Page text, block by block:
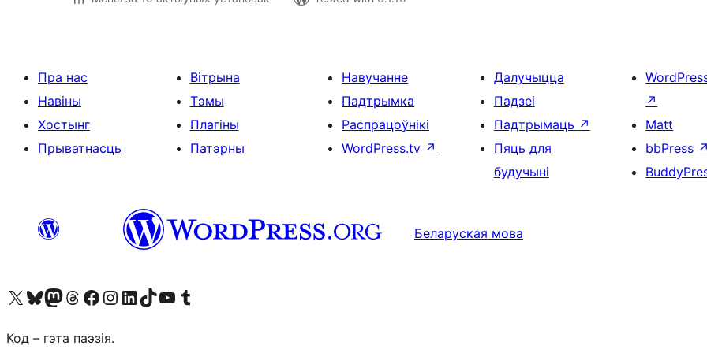
Пра нас
Навіны
Хостынг
Прыватнасць
Вітрына
Тэмы
Плагіны
Патэрны
Навучанне
Падтрымка
Распрацоўнікі
WordPress.tv ↗
Далучыцца
Падзеі
Падтрымаць ↗
Пяць для
будучыні
↗
Matt
bbPress ↗
Беларуская мова
Наведайце наш акаўнт у X (былы Twitter)
Visit our Bluesky account
Visit our Mastodon account
Visit our Threads account
Наведаеце нашу старонку на Facebook
Наведайце наш Instagram
Наведайце нашу старонку ў LinkedIn
Visit our TikTok account
Наведайце наш YouTube каналVisit our Tumblr account
Код – гэта паэзія.